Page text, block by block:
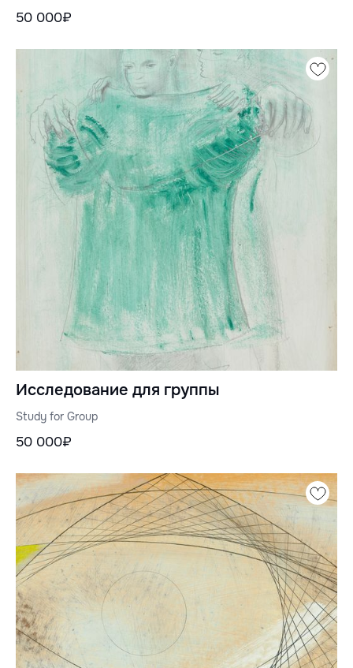
50 000₽
Исследование для группы
Study for Group
50 000₽